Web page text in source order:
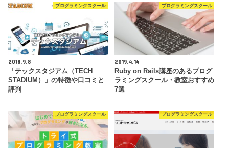
プログラミングスクール
2018.9.8
「テックスタジアム（TECH
STADIUM）」の特徴や口コミと
評判
プログラミングスクール
2019.4.14
Ruby on Rails講座のあるプログ
ラミングスクール・教室おすすめ
7選
プログラミングスクール プログラミングスクール